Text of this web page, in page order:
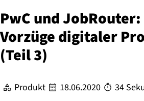
PwC und JobRouter:
Vorzüge digitaler
(Teil 3)
Produkt 18.06.2020
34